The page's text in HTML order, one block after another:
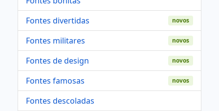
Fontes divertidas
novos
Fontes militares novos
Fontes de design novos
Fontes famosas novos
Fontes descoladas